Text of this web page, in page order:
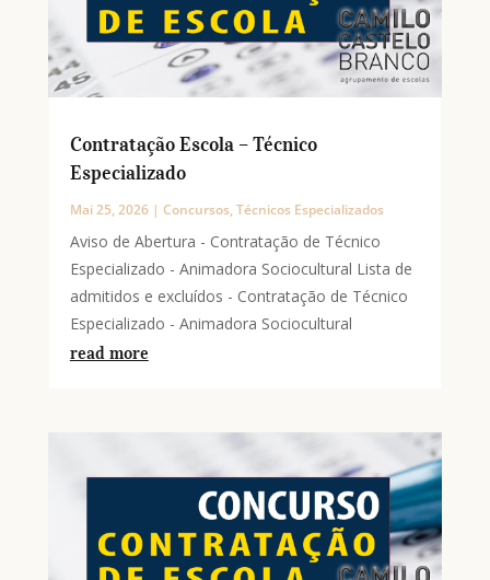
Contratação Escola – Técnico
Especializado
Mai 25, 2026| Concursos,Técnicos Especializados
Aviso de Abertura - Contratação de Técnico
Especializado - Animadora Sociocultural Lista de
admitidos e excluídos - Contratação de Técnico
Especializado - Animadora Sociocultural
read more